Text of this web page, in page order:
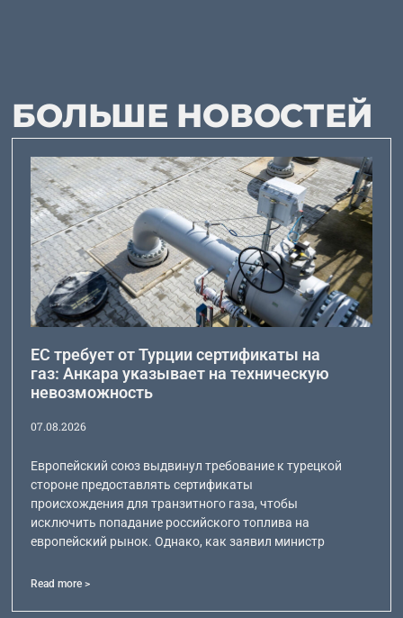
БОЛЬШЕ НОВОСТЕЙ
ЕС требует от Турции сертификаты на
газ: Анкара указывает на техническую
невозможность
07.08.2026
Европейский союз выдвинул требование к турецкой
стороне предоставлять сертификаты
происхождения для транзитного газа, чтобы
исключить попадание российского топлива на
европейский рынок. Однако, как заявил министр
Read more >